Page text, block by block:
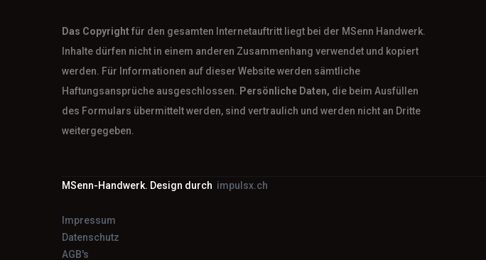
Das Copyrightfür den gesamten Internetauftritt liegt bei der MSenn Handwerk.
Inhalte dürfen nicht in einem anderen Zusammenhang verwendet und kopiert
werden. Für Informationen auf dieser Website werden sämtliche
Haftungsansprüche ausgeschlossen. Persönliche Daten, die beim Ausfüllen
des Formulars übermittelt werden, sind vertraulich und werden nicht an Dritte
weitergegeben.
MSenn-Handwerk. Design durch impulsx.ch
Impressum
Datenschutz
AGB's